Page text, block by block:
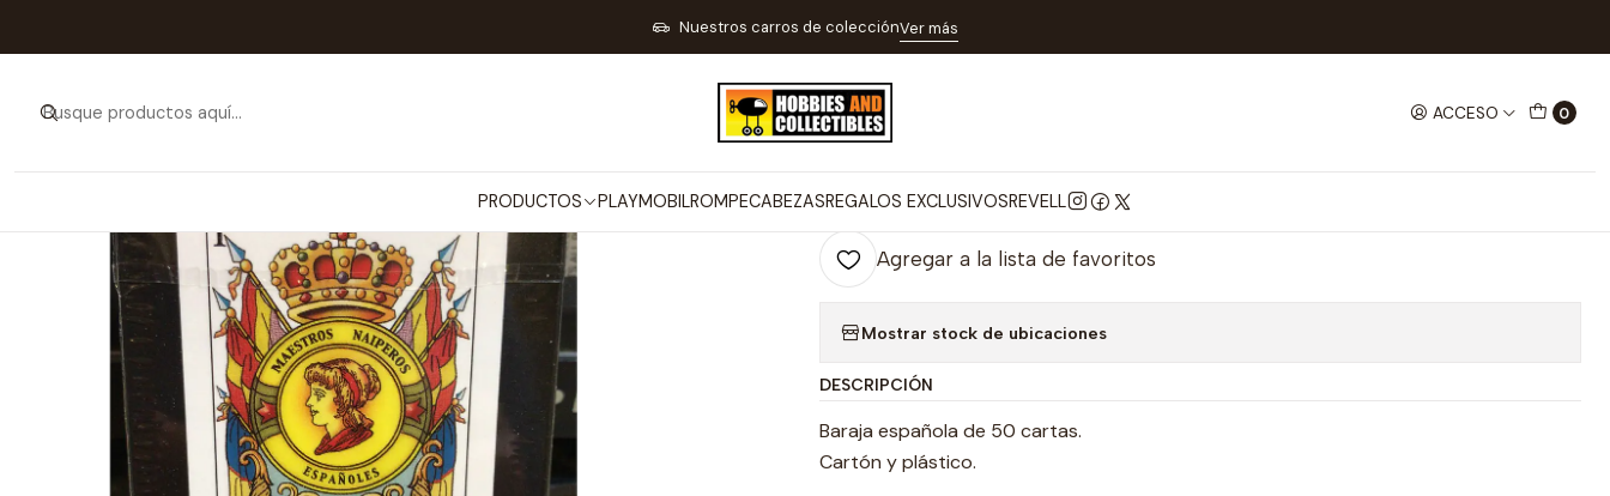
ACCESO 0
PRODUCTOS PLAYMOBILROMPECABEZASREGALOS EXCLUSIVOSREVELL
Nuestros carros de colecciónVer más
JUGUETES JUEGOS Y REGALOS JUEGOS DE MESA CASINO Y BILLAR
|
Baraja española Maestros naiperos
Cantidad
Comprar ahora
Agregar a la lista de favoritos
Mostrar stock de ubicaciones
DESCRIPCIÓN
Baraja española de 50 cartas.
Cartón y plástico.